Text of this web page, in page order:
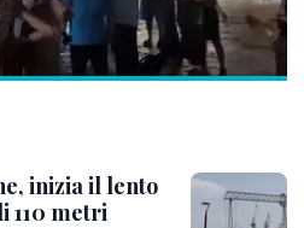
inizia il lento
110 metri